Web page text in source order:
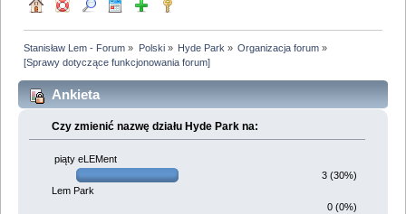
Stanisław Lem - Forum » Polski» Hyde Park » Organizacja forum »
[Sprawy dotyczące funkcjonowania forum]
Ankieta
Czy zmienić nazwę działu Hyde Park na:
piąty eLEMent
3 (30%)
Lem Park
0 (0%)